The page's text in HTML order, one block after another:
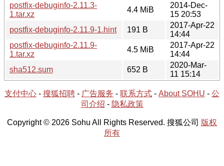
postfix-debuginfo-2.11.3-
1.tar.xz
4.4 MiB
2014-Dec-
15 20:53
postfix-debuginfo-2.11.9-1.hint
191 B
2017-Apr-22
14:44
postfix-debuginfo-2.11.9-
1.tar.xz
4.5 MiB
2017-Apr-22
14:44
sha512.sum
652 B
2020-Mar-
11 15:14
支付中心 - 搜狐招聘 - 广告服务 - 联系方式 - About SOHU - 公
司介绍 - 隐私政策
Copyright © 2026 Sohu All Rights Reserved. 搜狐公司 版权
所有